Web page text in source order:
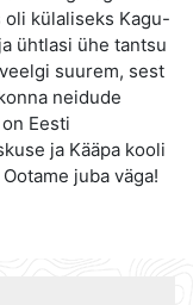
külaliseks Kagu-
ühtlasi ühe tantsu
suurem, sest
neidude
Eesti
ja Kääpa kooli
juba väga!